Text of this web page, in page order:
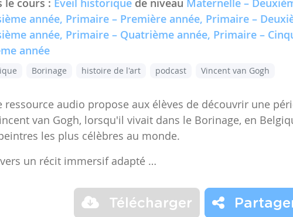
le cours : Eveil historique de niveau Maternelle –
année, Primaire – Première année, Primaire –
année, Primaire – Quatrième année, Primaire –
année
Borinage histoire de l'art podcast Vincent van Gogh
ressource audio propose aux élèves de découvrir une
van Gogh, lorsqu'il vivait dans le Borinage, en
les plus célèbres au monde.
un récit immersif adapté …
Télécharger